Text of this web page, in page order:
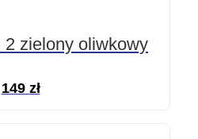
2 zielony oliwkowy
149 zł